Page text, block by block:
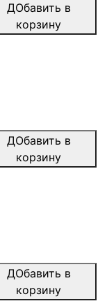
ДОбавить в
корзину
ДОбавить в
корзину
ДОбавить в
корзину